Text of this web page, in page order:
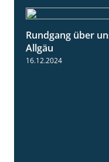
Rundgang über
Allgäu
16.12.2024